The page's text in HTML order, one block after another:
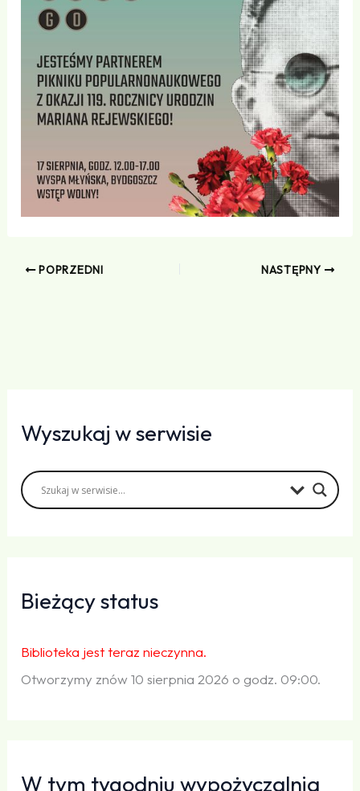
POPRZEDNI NASTĘPNY
Wyszukaj w serwisie
Bieżący status
Biblioteka jest teraz nieczynna.
Otworzymy znów 10 sierpnia 2026 o godz. 09:00.
W tym tygodniu wypożyczalnia